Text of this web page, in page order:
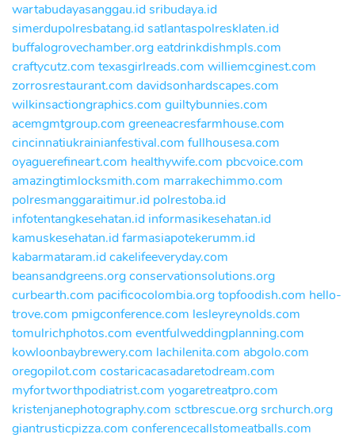
wartabudayasanggau.idsribudaya.id
simerdupolresbatang.idsatlantaspolresklaten.id
buffalogrovechamber.orgeatdrinkdishmpls.com
craftycutz.com texasgirlreads.com williemcginest.com
zorrosrestaurant.com davidsonhardscapes.com
wilkinsactiongraphics.com guiltybunnies.com
acemgmtgroup.com greeneacresfarmhouse.com
cincinnatiukrainianfestival.com fullhousesa.com
oyaguerefineart.com healthywife.com pbcvoice.com
amazingtimlocksmith.com marrakechimmo.com
polresmanggaraitimur.id polrestoba.id
infotentangkesehatan.id informasikesehatan.id
kamuskesehatan.idfarmasiapotekerumm.id
kabarmataram.idcakelifeeveryday.com
beansandgreens.orgconservationsolutions.org
curbearth.com pacificocolombia.orgtopfoodish.com hello-
trove.com pmigconference.com lesleyreynolds.com
tomulrichphotos.com eventfulweddingplanning.com
kowloonbaybrewery.com lachilenita.com abgolo.com
oregopilot.com costaricacasadaretodream.com
myfortworthpodiatrist.com yogaretreatpro.com
kristenjanephotography.com sctbrescue.orgsrchurch.org
giantrusticpizza.com conferencecallstomeatballs.com